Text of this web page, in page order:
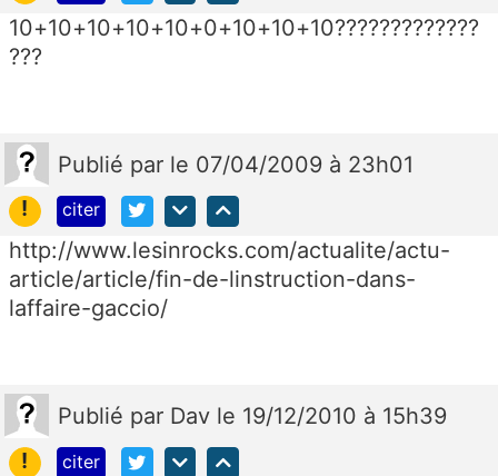
10+10+10+10+10+0+10+10+10?????????????
???
Publié par le 07/04/2009 à 23h01
!
citer
http://www.lesinrocks.com/actualite/actu-
article/article/fin-de-linstruction-dans-
laffaire-gaccio/
Publié par Dav le 19/12/2010 à 15h39
!
citer